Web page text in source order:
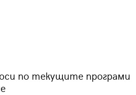
по текущите програми